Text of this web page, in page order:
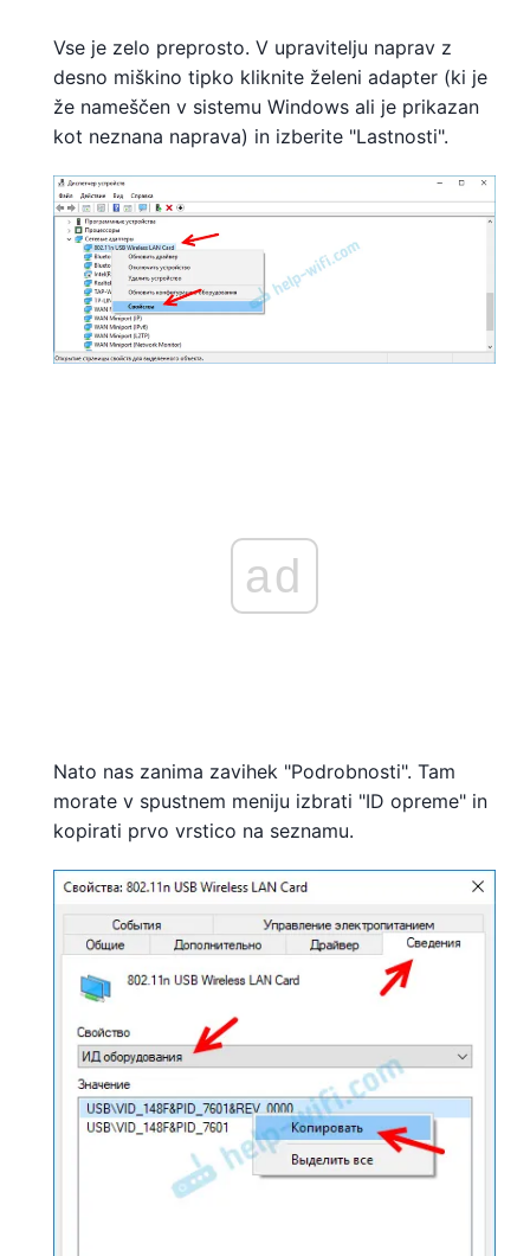
Vse je zelo preprosto. V upravitelju naprav z
desno miškino tipko kliknite želeni adapter (ki je
že nameščen v sistemu Windows ali je prikazan
kot neznana naprava) in izberite "Lastnosti".
ad
Nato nas zanima zavihek "Podrobnosti". Tam
morate v spustnem meniju izbrati "ID opreme" in
kopirati prvo vrstico na seznamu.